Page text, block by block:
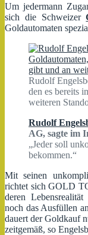
Um jedermann
sich die Schweizer
Goldautomaten
Rudolf
den es bereits
weiteren
Rudolf
AG, sagte im
„Jeder soll
bekommen.“
Mit seinen
richtet sich GOLD
deren
noch das Ausfüllen
dauert der Goldkauf
zeitgemäß, so